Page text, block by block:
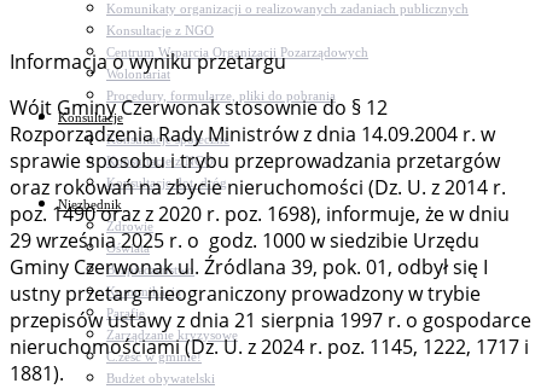
Komunikaty organizacji o realizowanych zadaniach publicznych
Konsultacje z NGO
Centrum Wsparcia Organizacji Pozarządowych
Wolontariat
Procedury, formularze, pliki do pobrania
Konsultacje
Konsultacje społeczne
Konsultacje z NGO
Konsultacje dot. dróg
Niezbędnik
Zdrowie
Oświata
Bezpieczeństwo
Komunikacja
Parafie
Zarządzanie kryzysowe
C.ześć w gminie!
Budżet obywatelski
Informacja o wyniku przetargu
Wójt Gminy Czerwonak stosownie do § 12
Rozporządzenia Rady Ministrów z dnia 14.09.2004 r. w
sprawie sposobu i trybu przeprowadzania przetargów
oraz rokowań na zbycie nieruchomości (Dz. U. z 2014 r.
poz. 1490 oraz z 2020 r. poz. 1698), informuje, że w dniu
29 września 2025 r. o godz. 1000 w siedzibie Urzędu
Gminy Czerwonak ul. Źródlana 39, pok. 01, odbył się I
ustny przetarg nieograniczony prowadzony w trybie
przepisów ustawy z dnia 21 sierpnia 1997 r. o gospodarce
nieruchomościami (Dz. U. z 2024 r. poz. 1145, 1222, 1717 i
1881).